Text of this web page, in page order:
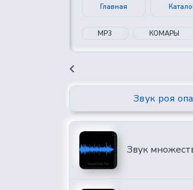
Главная
MP3 КОМАРЫ
Звук роя
Звук